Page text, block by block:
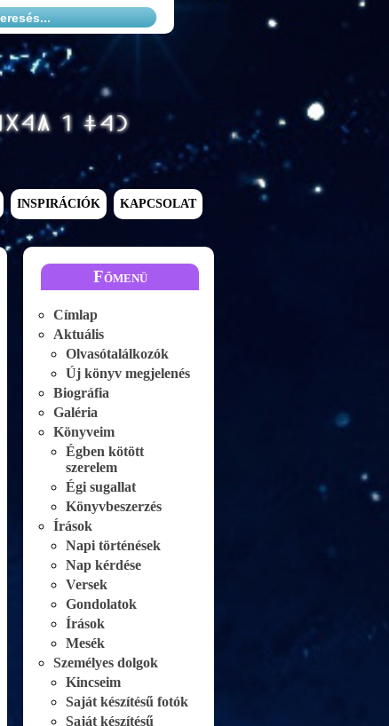
INSPIRÁCIÓK KAPCSOLAT
Főmenü
Címlap
Aktuális
Olvasótalálkozók
Új könyv megjelenés
Biográfia
Galéria
Könyveim
Égben kötött
szerelem
Égi sugallat
Könyvbeszerzés
Írások
Napi történések
Nap kérdése
Versek
Gondolatok
Írások
Mesék
Személyes dolgok
Kincseim
Saját készítésű fotók
Saját készítésű